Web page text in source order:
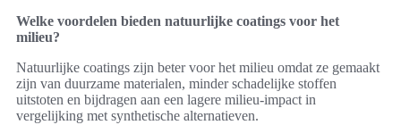
Welke voordelen bieden natuurlijke coatings voor het
milieu?
Natuurlijke coatings zijn beter voor het milieu omdat ze gemaakt
zijn van duurzame materialen, minder schadelijke stoffen
uitstoten en bijdragen aan een lagere milieu-impact in
vergelijking met synthetische alternatieven.